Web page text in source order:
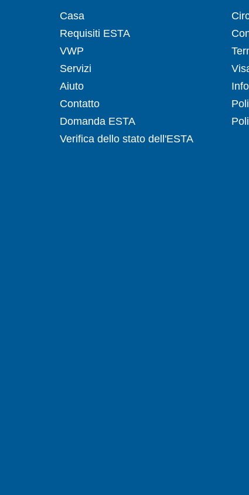
Casa
Requisiti ESTA
VWP
Servizi
Aiuto
Contatto
Domanda ESTA
Verifica dello stato dell'ESTA